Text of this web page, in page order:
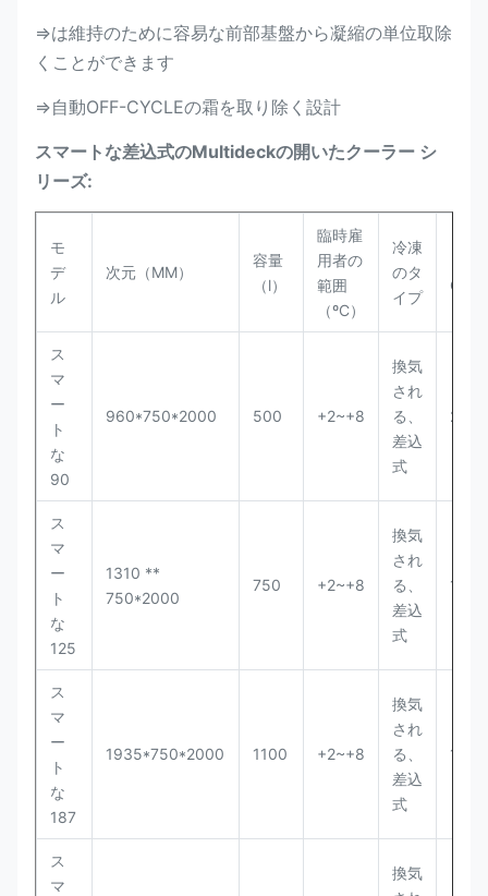
⇒は維持のために容易な前部基盤から凝縮の単位取除
くことができます
⇒自動OFF-CYCLEの霜を取り除く設計
スマートな差込式のMultideckの開いたクーラー シ
リーズ:
モ
デ
ル
次元（MM）
容量
（l）
臨時雇
用者の
範囲
（ºC）
冷凍
のタ
イプ
ス
マ
ー
ト
な
90
960*750*2000 500 +2~+8
換気
され
る、
差込
式
ス
マ
ー
ト
な
125
1310 **
750*2000
750 +2~+8
換気
され
る、
差込
式
ス
マ
ー
ト
な
187
1935*750*2000 1100 +2~+8
換気
され
る、
差込
式
ス
マ
換気